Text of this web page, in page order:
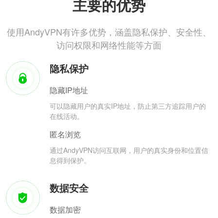
主要的优势
使用AndyVPN有许多优势，涵盖隐私保护、安全性、
访问权限和网络性能等方面
隐私保护
隐藏IP地址
可以隐藏用户的真实IP地址，防止第三方追踪用户的
在线活动。
匿名浏览
通过AndyVPN访问互联网，用户的真实身份和位置信
息得到保护。
数据安全
数据加密